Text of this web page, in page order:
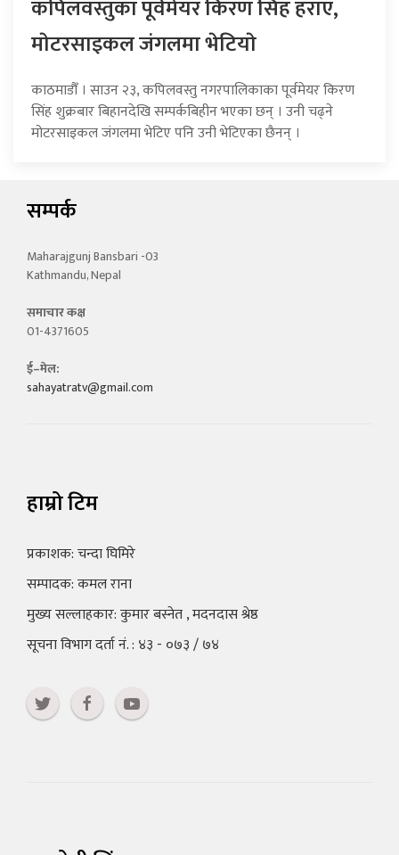
कपिलवस्तुका पूर्वमेयर किरण सिंह हराए,
माेटरसाइकल जंगलमा भेटियाे
काठमाडौँ । साउन २३, कपिलवस्तु नगरपालिकाका पूर्वमेयर किरण
सिंह शुक्रबार बिहानदेखि सम्पर्कबिहीन भएका छन् । उनी चढ्ने
मोटरसाइकल जंगलमा भेटिए पनि उनी भेटिएका छैनन् ।
सम्पर्क
Maharajgunj Bansbari -03
Kathmandu, Nepal
समाचार कक्ष
01-4371605
ई–मेल:
sahayatratv@gmail.com
हाम्रो टिम
प्रकाशक: चन्दा घिमिरे
सम्पादक: कमल राना
मुख्य सल्लाहकार: कुमार बस्नेत , मदनदास श्रेष्ठ
सूचना विभाग दर्ता नं. : ४३ - ०७३ / ७४